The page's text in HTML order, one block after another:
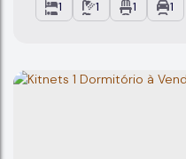
1 1 1 1